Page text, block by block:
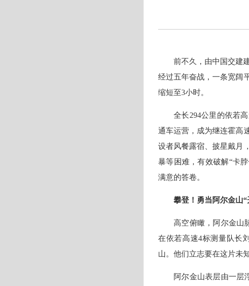
前不久，由中国交建
经过五年奋战，一条宽阔
缩短至3小时。
全长294公里的依若
通车运营，成为继连霍高
设者风餐露宿、披星戴月
暴等困难，有效破解“卡
满意的答卷。
攀登！勇当阿尔金山“
高空俯瞰，阿尔金山
在依若高速4标测量队长
山。他们立志要在这片未
阿尔金山表层由一层